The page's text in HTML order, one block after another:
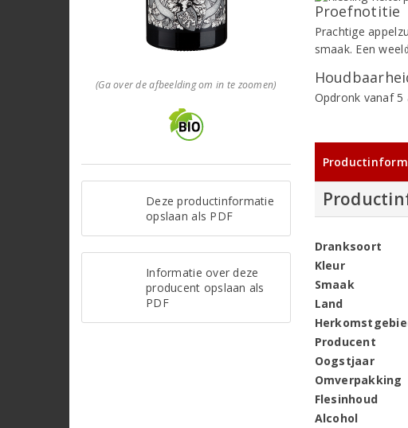
(Ga over de afbeelding om in te zoomen)
Deze productinformatie
opslaan als PDF
Informatie over deze
producent opslaan als
PDF
Proefnotitie
Prachtige
smaak. Een
Opdronk vanaf
Dranksoort
Kleur
Smaak
Land
Producent
Oogstjaar
Omverpakking
Flesinhoud
Alcohol